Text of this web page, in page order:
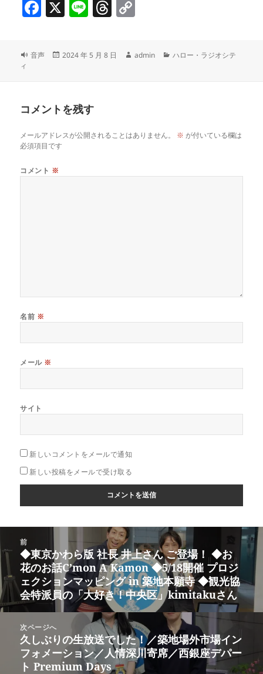
F
c
e
o
o
k
X Li
e
T
re
a y
フ
ト
音声
投
2024 年 5 月 8 日
作
admin
カ
ハロー・ラジオシテ
ィ
コメントを残す
メールアドレスが公開されることはありません。 ※ が付いている欄は
必須項目です
コメント ※
名前 ※
メール ※
サイト
新しいコメントをメールで通知
新しい投稿をメールで受け取る
稿
ナ
ビ
ゲ
ー
前
前
の
投
稿:
◆東京かわら版 社長 井上さん ご登場！ ◆お
花のお話C’mon A Kamon ◆5/18開催 プロジ
ェクションマッピング in 築地本願寺 ◆観光協
会特派員の「大好き！中央区」kimitakuさん
次ページへ
次
の
投
久しぶりの生放送でした！／築地場外市場イン
フォメーション／人情深川寄席／西銀座デパー
ト Premium Days